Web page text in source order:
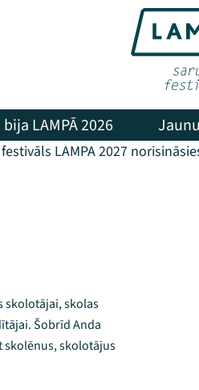
LAMPĀ 2026
LAMPA 2027
skolotājai, skolas
Šobrīd Anda
skolotājus